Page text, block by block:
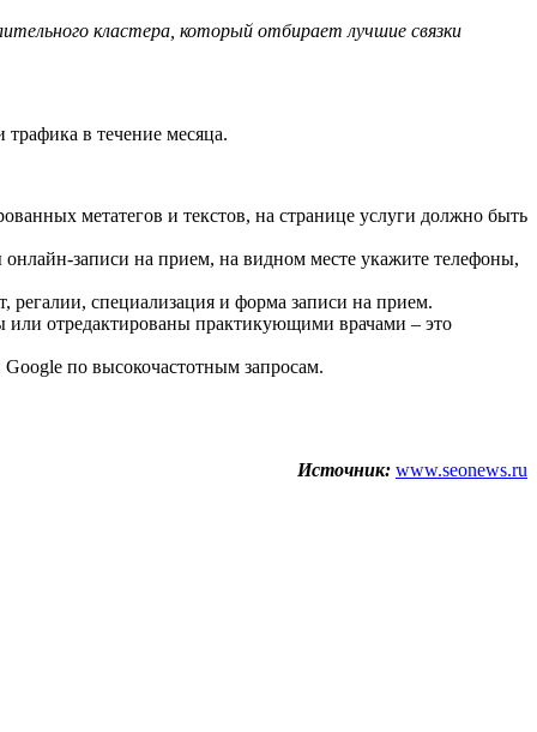
кластера, который отбирает лучшие связки
в течение месяца.
метатегов и текстов, на странице услуги должно быть
записи на прием, на видном месте укажите телефоны,
специализация и форма записи на прием.
отредактированы практикующими врачами – это
по высокочастотным запросам.
Источник: www.seonews.ru